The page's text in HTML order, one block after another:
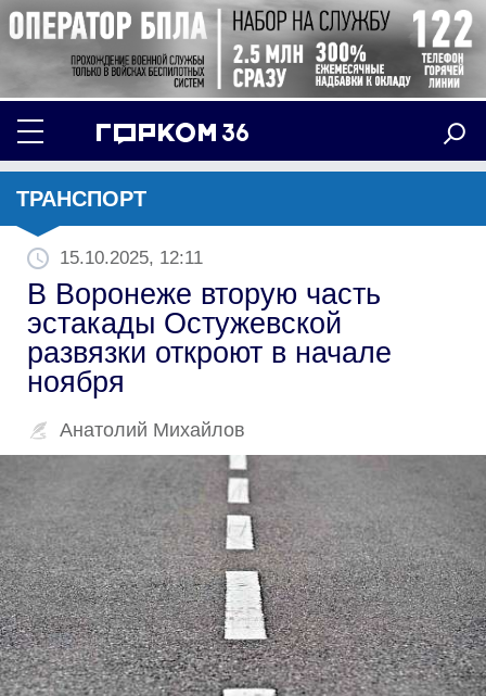
ТРАНСПОРТ
15.10.2025, 12:11
В Воронеже вторую часть
эстакады Остужевской
развязки откроют в начале
ноября
Анатолий Михайлов